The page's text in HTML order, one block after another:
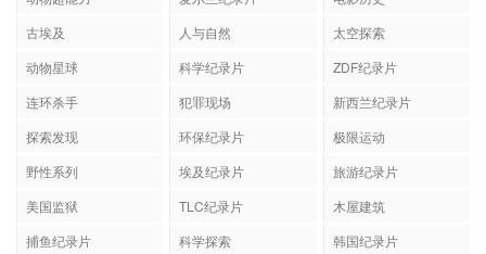
古埃及
人与自然
太空探索
动物星球
科学纪录片
ZDF纪录片
连环杀手
犯罪现场
新西兰纪录片
探索发现
环保纪录片
极限运动
野性系列
埃及纪录片
旅游纪录片
美国监狱
TLC纪录片
木屋建筑
捕鱼纪录片
科学探索 韩国纪录片